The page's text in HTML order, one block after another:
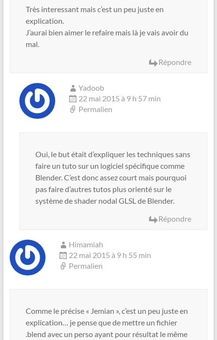
Très interessant mais c’est un peu juste en
explication.
J’aurai bien aimer le refaire mais là je vais avoir du
mal.
Répondre
Yadoob
22 mai 2015 à 9 h 57 min
Permalien
Oui, le but était d’expliquer les techniques sans
faire un tuto sur un logiciel spécifique comme
Blender. C’est donc assez court mais pourquoi
pas faire d’autres tutos plus orienté sur le
système de shader nodal GLSL de Blender.
Répondre
Himamiah
22 mai 2015 à 9 h 55 min
Permalien
Comme le précise « Jemian », c’est un peu juste en
explication… je pense que de mettre un fichier
.blend avec un perso ayant pour résultat le même